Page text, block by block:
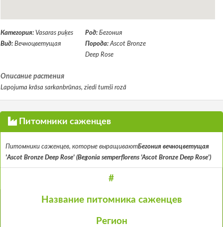
Категория: Vasaras puķes Род: Бегония
Вид: Вечноцветущая Порода: Ascot Bronze
Deep Rose
Описание растения
Lapojuma krāsa sarkanbrūnas, ziedi tumši rozā
Питомники саженцев
Питомники саженцев, которые выращиваютБегония вечноцветущая
'Ascot Bronze Deep Rose' (Begonia semperflorens 'Ascot Bronze Deep Rose')
#
Название питомника саженцев
Регион